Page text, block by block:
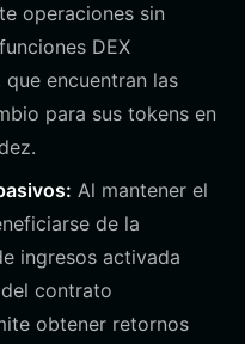
operaciones sin
DEX
encuentran las
para sus tokens en
Al mantener el
de la
ingresos activada
contrato
obtener retornos